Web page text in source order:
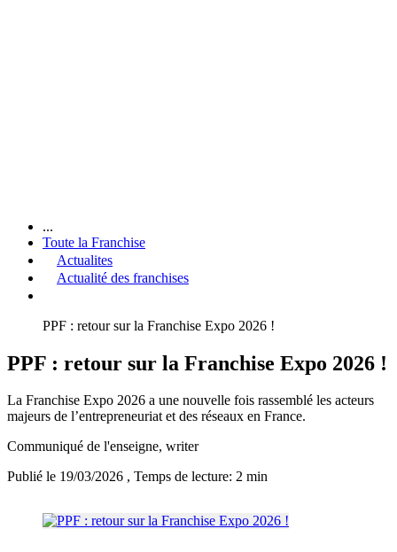
...
Toute la Franchise
Actualites
Actualité des franchises
PPF : retour sur la Franchise Expo 2026 !
PPF : retour sur la Franchise Expo 2026 !
La Franchise Expo 2026 a une nouvelle fois rassemblé les acteurs
majeurs de l’entrepreneuriat et des réseaux en France.
Communiqué de l'enseigne, writer
Publié le 19/03/2026 , Temps de lecture: 2 min